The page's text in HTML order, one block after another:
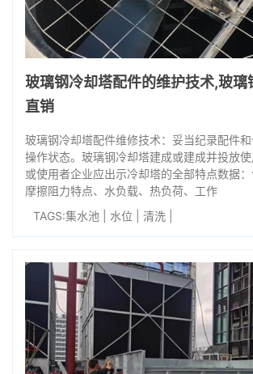
玻璃钢冷却塔配件的维护技术,玻璃
直销
玻璃钢冷却塔配件维修技术：妥当纪录配件
操作状态。玻璃钢冷却塔建成或建成并投放
或使用者企业应出示冷却塔的全部特点数据：
摩擦阻力特点、水负载、热负荷、工作
TAGS:集水池 水位 清洗